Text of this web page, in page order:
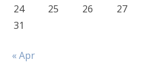
24
25 26 27
31
« Apr